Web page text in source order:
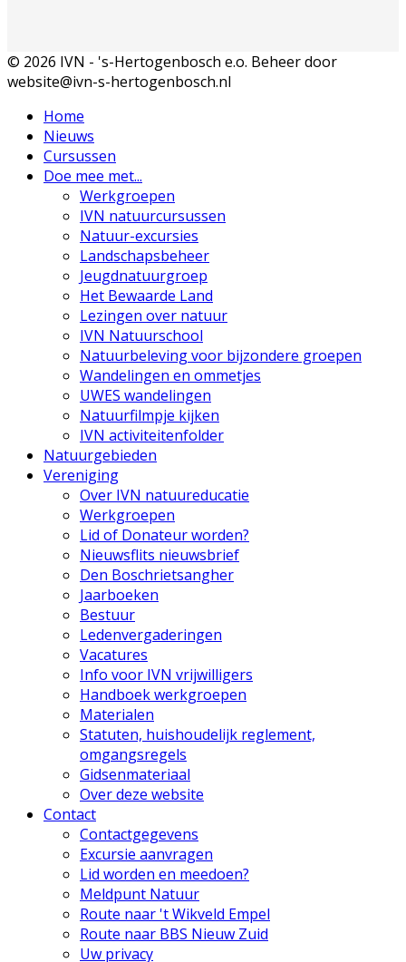
© 2026 IVN - 's-Hertogenbosch e.o. Beheer door
website@ivn-s-hertogenbosch.nl
Home
Nieuws
Cursussen
Doe mee met...
Werkgroepen
IVN natuurcursussen
Natuur-excursies
Landschapsbeheer
Jeugdnatuurgroep
Het Bewaarde Land
Lezingen over natuur
IVN Natuurschool
Natuurbeleving voor bijzondere groepen
Wandelingen en ommetjes
UWES wandelingen
Natuurfilmpje kijken
IVN activiteitenfolder
Natuurgebieden
Vereniging
Over IVN natuureducatie
Werkgroepen
Lid of Donateur worden?
Nieuwsflits nieuwsbrief
Den Boschrietsangher
Jaarboeken
Bestuur
Ledenvergaderingen
Vacatures
Info voor IVN vrijwilligers
Handboek werkgroepen
Materialen
Statuten, huishoudelijk reglement,
omgangsregels
Gidsenmateriaal
Over deze website
Contact
Contactgegevens
Excursie aanvragen
Lid worden en meedoen?
Meldpunt Natuur
Route naar 't Wikveld Empel
Route naar BBS Nieuw Zuid
Uw privacy